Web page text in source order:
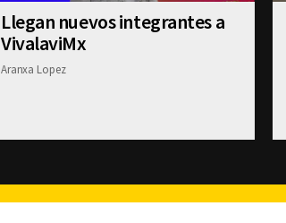
Llegan nuevos integrantes a
VivalaviMx
Aranxa Lopez